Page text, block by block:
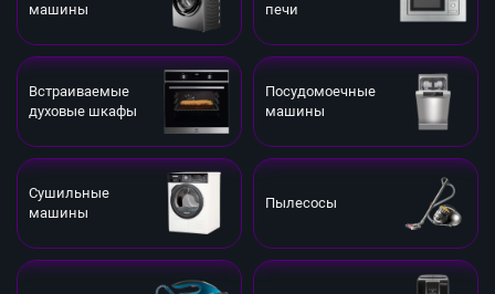
машины
печи
Встраиваемые
духовые шкафы
Посудомоечные
машины
Сушильные
машины
Пылесосы